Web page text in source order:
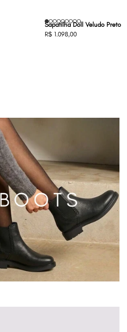
Sapatilha Doll Veludo Preto
R$ 1.098,00